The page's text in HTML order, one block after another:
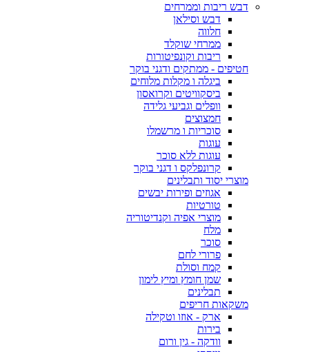
דבש ריבות וממרחים
דבש וסילאן
חלווה
ממרחי שוקלד
ריבות וקונפיטורות
חטיפים - ממתקים ודגני בוקר
ביגלה ו מקלות מלוחים
ביסקוויטים וקרואסון
וופלים וגביעי גלידה
חמצוצים
סוכריות ו מרשמלו
עוגות
עוגות ללא סוכר
קרונפלקס ו דגני בוקר
מוצרי יסוד ותבלינים
אגוזים ופירות יבשים
טורטיות
מוצרי אפיה וקנדיטוריה
מלח
סוכר
פרורי לחם
קמח וסולת
שמן חומץ ומיץ לימון
תבלינים
משקאות חריפים
ארק - אוזו וטקילה
בירות
וודקה - גין ורום